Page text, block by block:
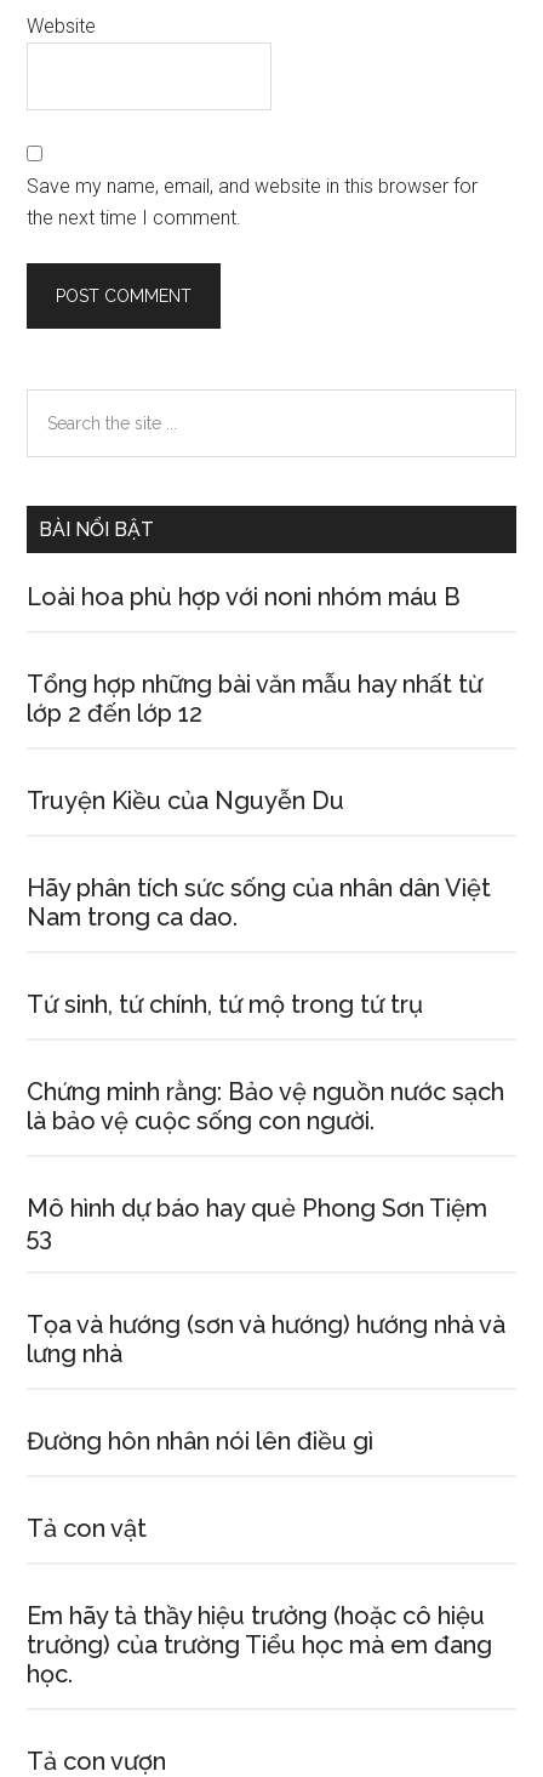
Website
Save my name, email, and website in this browser for
the next time I comment.
Primary
Sidebar
the
BÀI NỔI BẬT
Loài hoa phù hợp với noni nhóm máu B
Tổng hợp những bài văn mẫu hay nhất từ
lớp 2 đến lớp 12
Truyện Kiều của Nguyễn Du
Hãy phân tích sức sống của nhân dân Việt
Nam trong ca dao.
Tứ sinh, tứ chính, tứ mộ trong tứ trụ
Chứng minh rằng: Bảo vệ nguồn nước sạch
là bảo vệ cuộc sống con người.
Mô hình dự báo hay quẻ Phong Sơn Tiệm
53
Tọa và hướng (sơn và hướng) hướng nhà và
lưng nhà
Đường hôn nhân nói lên điều gì
Tả con vật
Em hãy tả thầy hiệu trưởng (hoặc cô hiệu
trưởng) của trường Tiểu học mà em đang
học.
Tả con vượn